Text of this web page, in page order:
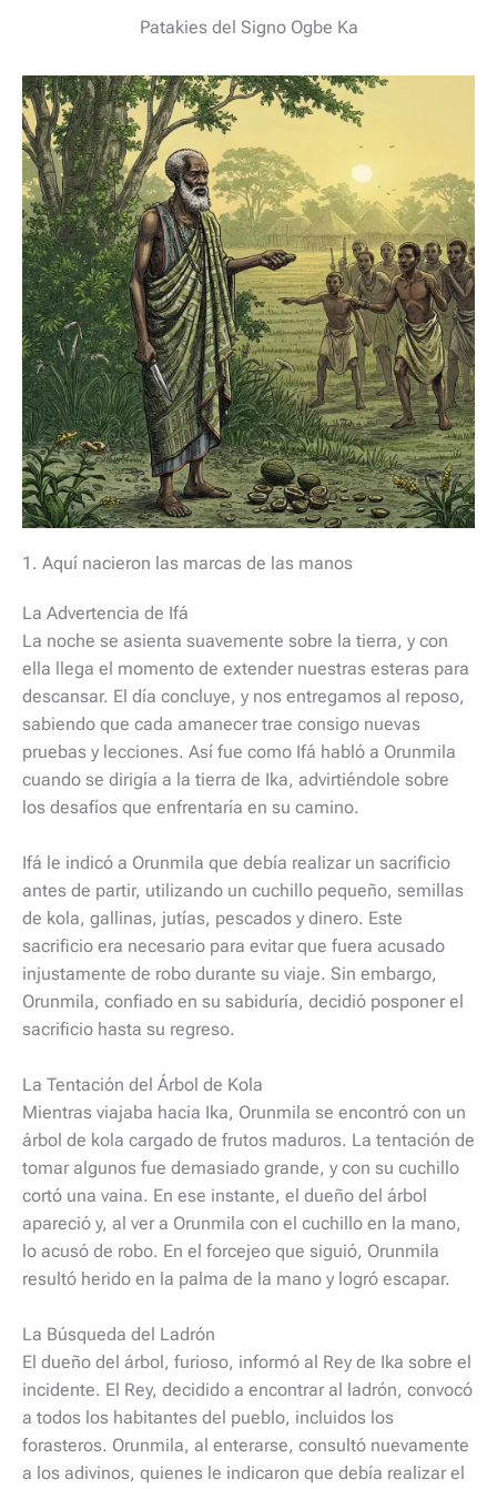
Patakies del Signo Ogbe Ka
1. Aquí nacieron las marcas de las manos
La Advertencia de Ifá
La noche se asienta suavemente sobre la tierra, y con
ella llega el momento de extender nuestras esteras para
descansar. El día concluye, y nos entregamos al reposo,
sabiendo que cada amanecer trae consigo nuevas
pruebas y lecciones. Así fue como Ifá habló a Orunmila
cuando se dirigía a la tierra de Ika, advirtiéndole sobre
los desafíos que enfrentaría en su camino.
Ifá le indicó a Orunmila que debía realizar un sacrificio
antes de partir, utilizando un cuchillo pequeño, semillas
de kola, gallinas, jutías, pescados y dinero. Este
sacrificio era necesario para evitar que fuera acusado
injustamente de robo durante su viaje. Sin embargo,
Orunmila, confiado en su sabiduría, decidió posponer el
sacrificio hasta su regreso.
La Tentación del Árbol de Kola
Mientras viajaba hacia Ika, Orunmila se encontró con un
árbol de kola cargado de frutos maduros. La tentación de
tomar algunos fue demasiado grande, y con su cuchillo
cortó una vaina. En ese instante, el dueño del árbol
apareció y, al ver a Orunmila con el cuchillo en la mano,
lo acusó de robo. En el forcejeo que siguió, Orunmila
resultó herido en la palma de la mano y logró escapar.
La Búsqueda del Ladrón
El dueño del árbol, furioso, informó al Rey de Ika sobre el
incidente. El Rey, decidido a encontrar al ladrón, convocó
a todos los habitantes del pueblo, incluidos los
forasteros. Orunmila, al enterarse, consultó nuevamente
a los adivinos, quienes le indicaron que debía realizar el